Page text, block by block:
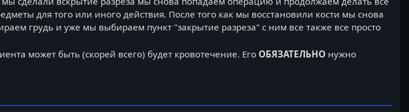
для того или иного действия. После того как мы восстановили кости мы снова
грудь и уже мы выбираем пункт "закрытие разреза" с ним все также все просто
может быть (скорей всего) будет кровотечение. Его ОБЯЗАТЕЛЬНОнужно